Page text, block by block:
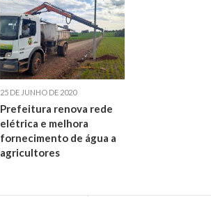
25 DE JUNHO DE 2020
Prefeitura renova rede
elétrica e melhora
fornecimento de água a
agricultores